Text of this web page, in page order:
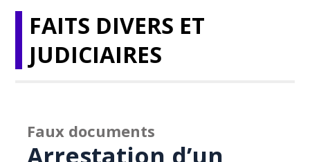
FAITS DIVERS ET
JUDICIAIRES
Faux documents